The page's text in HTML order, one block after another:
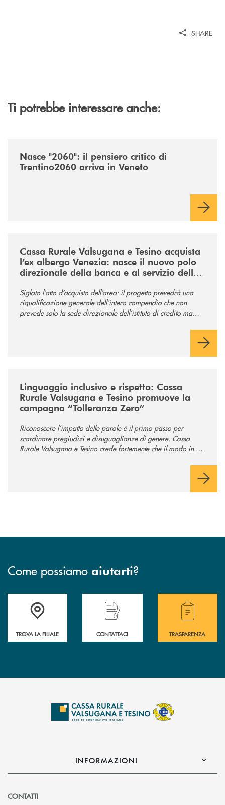
SHARE
Ti potrebbe interessare anche:
Nasce "2060": il pensiero critico di
Trentino2060 arriva in Veneto
Cassa Rurale Valsugana e Tesino acquista
l’ex albergo Venezia: nasce il nuovo polo
direzionale della banca e al servizio della
Siglato l’atto d’acquisto dell’area: il progetto prevedrà una
riqualificazione generale dell’intero compendio che non
prevede solo la sede direzionale dell’istituto di credito ma
Linguaggio inclusivo e rispetto: Cassa
Rurale Valsugana e Tesino promuove la
campagna “Tolleranza Zero”
Riconoscere l’impatto delle parole è il primo passo per
scardinare pregiudizi e disuguaglianze di genere. Cassa
Rurale Valsugana e Tesino crede fortemente che il modo in cui
Come possiamo aiutarti?
Accedi all' elenco completo delle filiali .
TROVA LA FILIALE
Hai bisogno di assistenza immediata?
CONTATTACI
Hai bisogno di
TRASPARENZA
INFORMAZIONI
CONTATTI